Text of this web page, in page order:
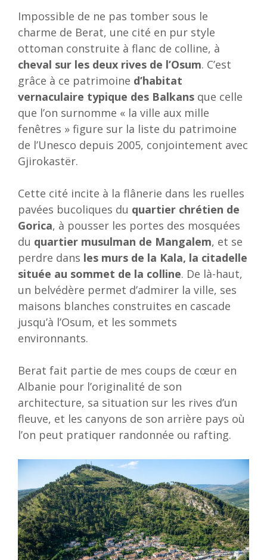
Impossible de ne pas tomber sous le
charme de Berat, une cité en pur style
ottoman construite à flanc de colline, à
cheval sur les deux rives de l’Osum. C’est
grâce à ce patrimoine d’habitat
vernaculaire typique des Balkans que celle
que l’on surnomme « la ville aux mille
fenêtres » figure sur la liste du patrimoine
de l’Unesco depuis 2005, conjointement avec
Gjirokastër.
Cette cité incite à la flânerie dans les ruelles
pavées bucoliques du quartier chrétien de
Gorica, à pousser les portes des mosquées
du quartier musulman de Mangalem, et se
perdre dans les murs de la Kala, la citadelle
située au sommet de la colline. De là-haut,
un belvédère permet d’admirer la ville, ses
maisons blanches construites en cascade
jusqu’à l’Osum, et les sommets
environnants.
Berat fait partie de mes coups de cœur en
Albanie pour l’originalité de son
architecture, sa situation sur les rives d’un
fleuve, et les canyons de son arrière pays où
l’on peut pratiquer randonnée ou rafting.